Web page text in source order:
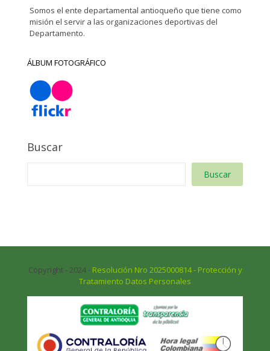
Somos el ente departamental antioqueño que tiene como
misión el servir a las organizaciones deportivas del
Departamento.
ÁLBUM FOTOGRÁFICO
Buscar
Buscar
Copyright - 2024 - Resolución Nro 2025000814 - Protección y
Tratamiento Datos Personales